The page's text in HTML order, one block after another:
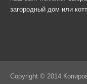
загородный дом или
Copyright © 2014